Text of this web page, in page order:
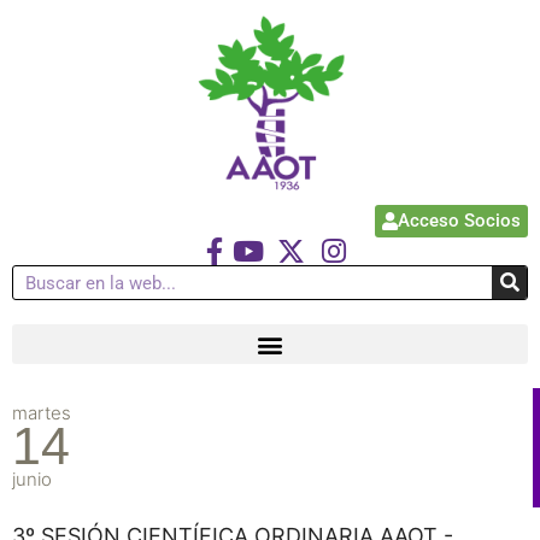
Acceso Socios
martes
14
junio